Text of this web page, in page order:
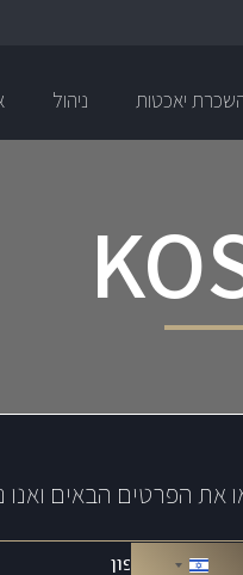
יאכטות ניהול
את הפרטים הבאים
(חובה)